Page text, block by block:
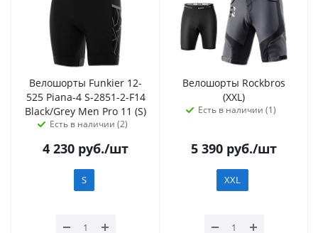
Велошорты Funkier 12-
525 Piana-4 S-2851-2-F14
Black/Grey Men Pro 11 (S)
Есть в наличии (2)
4 230 руб./шт
S
Велошорты Rockbros
(XXL)
Есть в наличии (1)
5 390 руб./шт
XXL